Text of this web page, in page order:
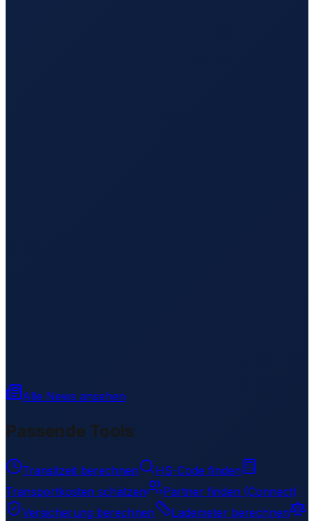
Alle News ansehen
Passende Tools
Transitzeit berechnen
HS-Code finden
Transportkosten schätzen
Partner finden (Connect)
Versicherung berechnen
Lademeter berechnen